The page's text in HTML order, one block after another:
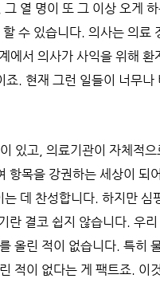
열 명이 또 그 이상 오게
수 있습니다. 의사는 의료
에서 의사가 사익을 위해 환
. 현재 그런 일들이 너무나
있고, 의료기관이 자체적으
항목을 강권하는 세상이 되
는 데 찬성합니다. 하지만 심
란 결코 쉽지 않습니다. 우
올린 적이 없습니다. 특히
적이 없다는 게 팩트죠. 이